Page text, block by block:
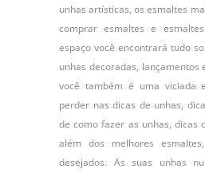
unhas artísticas, osesmaltes
comprar esmaltes e
espaço você encontrará tudo
unhas decoradas, lançamentos
você também é uma viciada
perder nas dicas de unhas,
de como fazer as unhas, dicas
além dos melhores
desejados. As suas unhas